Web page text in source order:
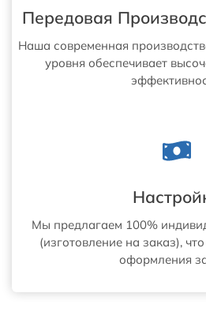
Передовая
Наша современная
уровня обеспечивает
Мы предлагаем 100%
(изготовление на заказ),
оформления